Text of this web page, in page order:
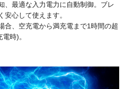
、最適な入力電力に自動制御。ブレ
安心して使えます。
合、空充電から満充電まで1時間の超
時)。